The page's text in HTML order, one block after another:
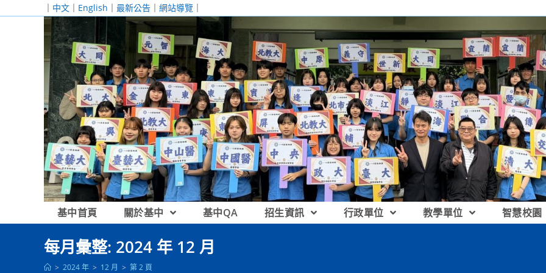
｜ 中文 ｜ English ｜ 最新公告 ｜ 網站導覽 ｜
基中首頁 關於基中 基中QA 招生資訊 行政單位 教學單位 智慧校園
每月彙整: 2024 年 12 月
> 2024 年 > 12 月 > 第 2 頁